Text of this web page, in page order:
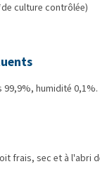
culture contrôlée)
humidité 0,1%.
frais, sec et à l'abri